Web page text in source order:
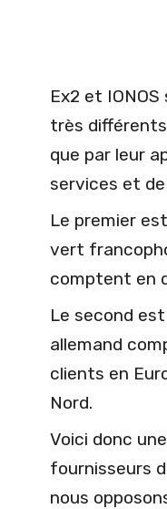
Ex2 et
très
que par leur
services et
Le premier
vert
comptent en
Le second
allemand
clients en
Nord.
Voici donc
fournisseurs
nous